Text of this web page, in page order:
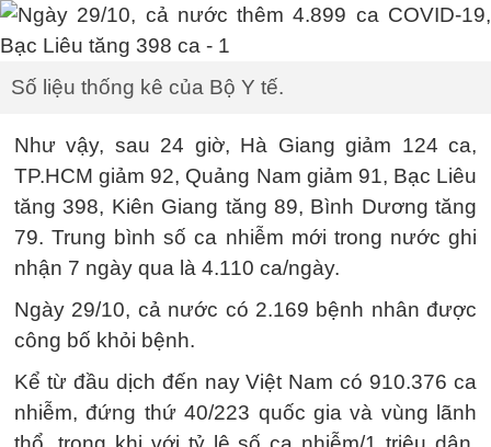
Số liệu thống kê của Bộ Y tế.
Như vậy, sau 24 giờ, Hà Giang giảm 124 ca,
TP.HCM giảm 92, Quảng Nam giảm 91, Bạc Liêu
tăng 398, Kiên Giang tăng 89, Bình Dương tăng
79. Trung bình số ca nhiễm mới trong nước ghi
nhận 7 ngày qua là 4.110 ca/ngày.
Ngày 29/10, cả nước có 2.169 bệnh nhân được
công bố khỏi bệnh.
Kể từ đầu dịch đến nay Việt Nam có 910.376 ca
nhiễm, đứng thứ 40/223 quốc gia và vùng lãnh